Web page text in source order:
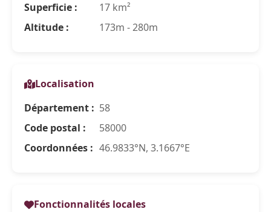
Superficie :
17 km²
Altitude :
173m - 280m
Localisation
Département : 58
Code postal :
58000
Coordonnées : 46.9833°N, 3.1667°E
Fonctionnalités locales